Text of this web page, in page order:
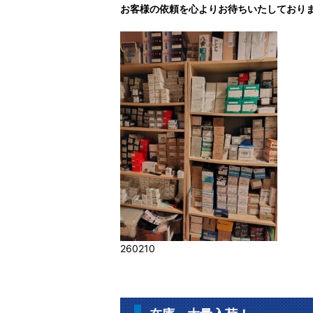
お客様の依頼を心よりお待ちいたしており
260210